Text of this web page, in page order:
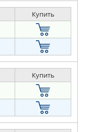
Купить
Купить